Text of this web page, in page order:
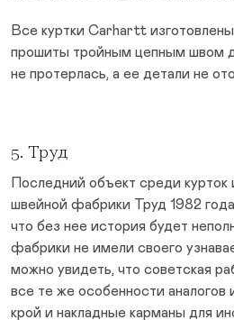
Все куртки Carhartt изготовлены
прошиты тройным цепным швом
не протерлась, а ее детали не
5. Труд
Последний объект среди курток
швейной фабрики Труд 1982
что без нее история будет
фабрики не имели своего
можно увидеть, что советская
все те же особенности
крой и накладные карманы для